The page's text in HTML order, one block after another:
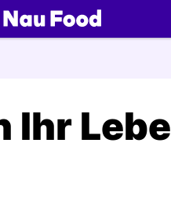
Ihr